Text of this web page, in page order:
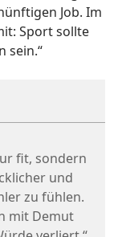
Job. Im
Sport sollte
sein.“
fit, sondern
und
zu fühlen.
mit Demut